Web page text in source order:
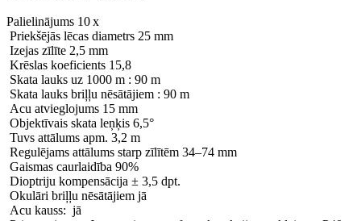
Palielinājums 10 x
Priekšējās lēcas diametrs 25 mm
Izejas zīlīte 2,5 mm
Krēslas koeficients 15,8
Skata lauks uz 1000 m : 90 m
Skata lauks briļļu nēsātājiem : 90 m
Acu atvieglojums 15 mm
Objektīvais skata leņķis 6,5°
Tuvs attālums apm. 3,2 m
Regulējams attālums starp zīlītēm 34–74 mm
Gaismas caurlaidība 90%
Dioptriju kompensācija ± 3,5 dpt.
Okulāri briļļu nēsātājiem jā
Acu kauss: jā